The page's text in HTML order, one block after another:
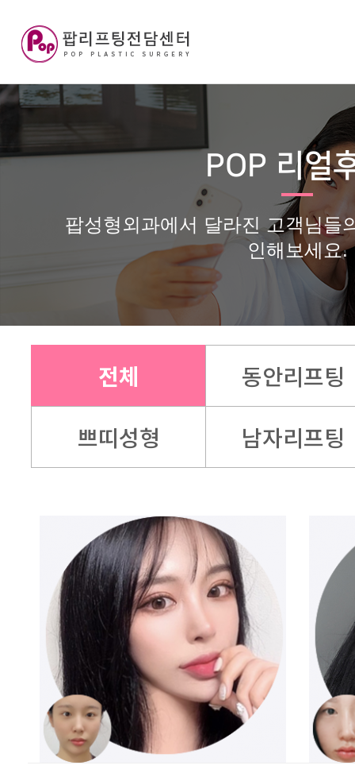
POP 리얼
팝성형외과에서 달라진 고객님들
인해보세요.
전체
동안리프팅
쁘띠성형
남자리프팅